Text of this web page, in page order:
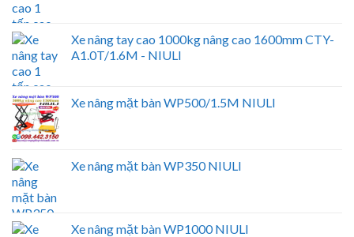
Xe nâng tay cao 1000kg nâng cao 1600mm CTY-
A1.0T/1.6M - NIULI
Xe nâng mặt bàn WP500/1.5M NIULI
Xe nâng mặt bàn WP350 NIULI
Xe nâng mặt bàn WP1000 NIULI